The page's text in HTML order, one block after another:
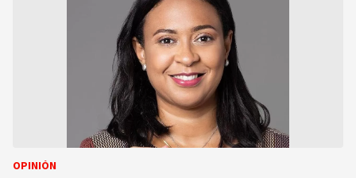
OPINIÓN